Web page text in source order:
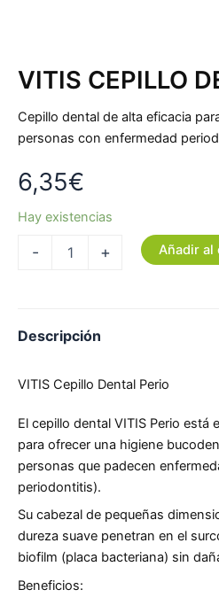
VITIS CEPILLO
Cepillo dental de alta eficacia
personas con enfermedad
6,35€
Hay existencias
- + Añadir al
Descripción
VITIS Cepillo Dental Perio
El cepillo dental VITIS Perio está
para ofrecer una higiene
personas que padecen
periodontitis).
Su cabezal de pequeñas
dureza suave penetran en el
biofilm (placa bacteriana) sin
Beneficios: